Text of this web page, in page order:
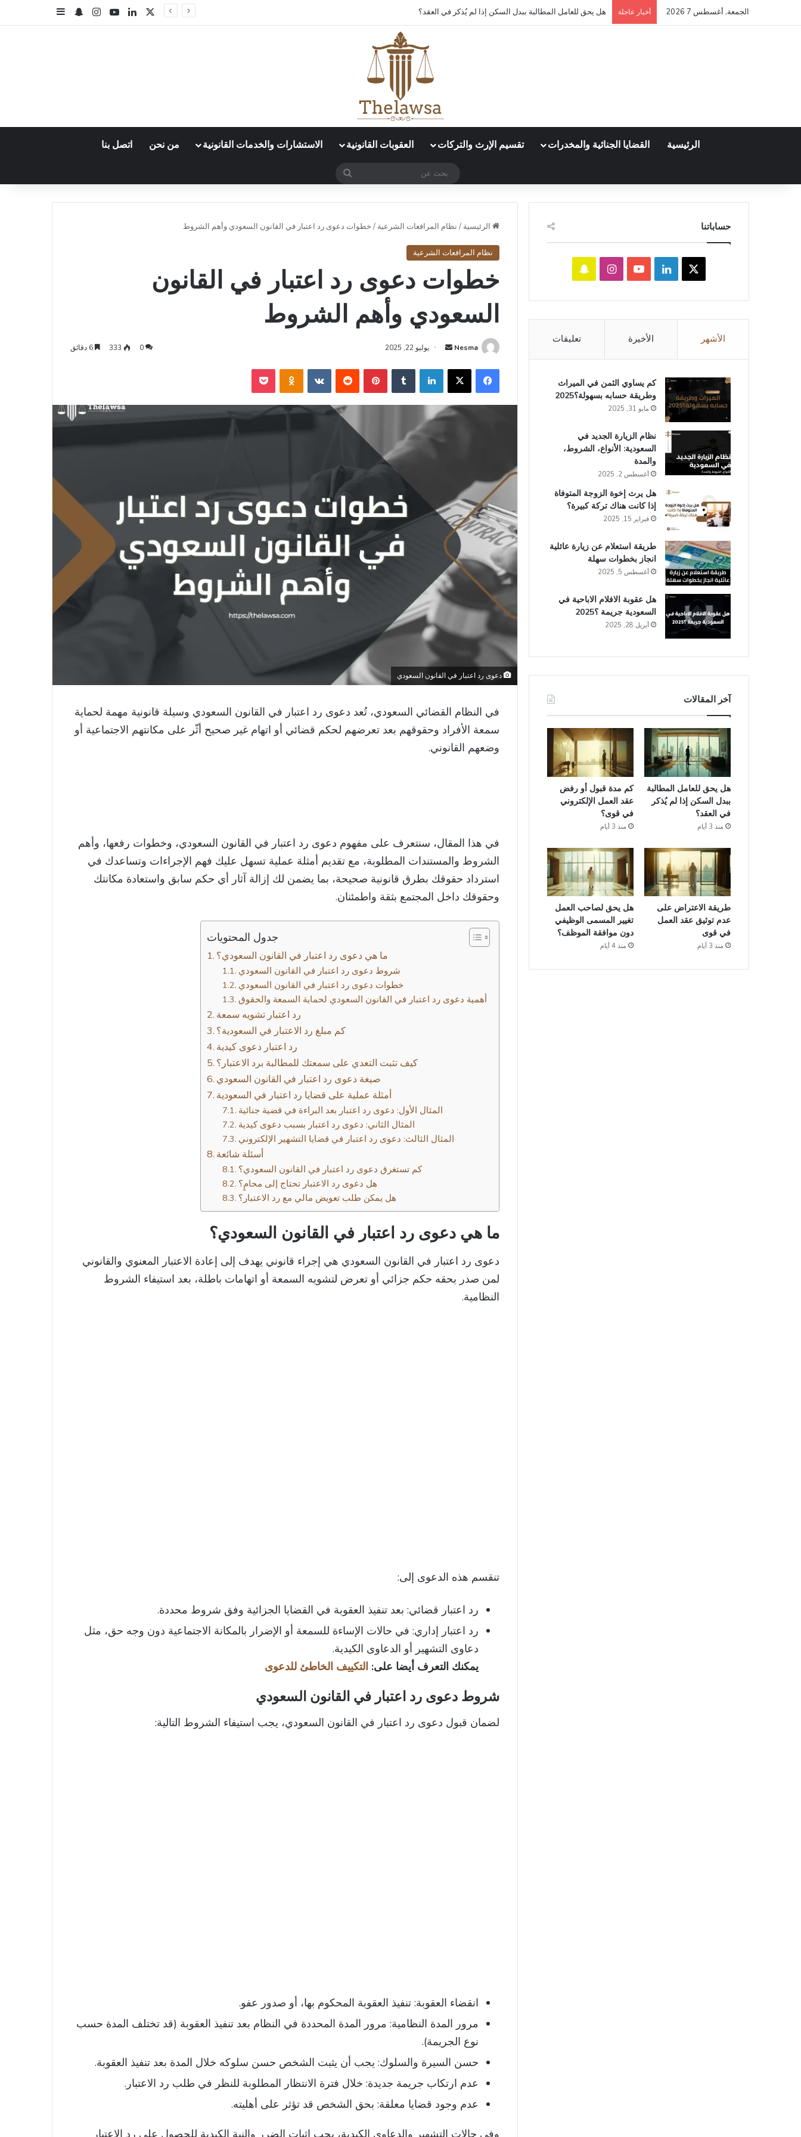
الجمعة, أغسطس 7 2026 أخبار عاجلة كم مدة قبول أو رفض عقد العمل الإلكتروني في قوى؟ لينكدإن‫YouTubeانستقرامسناب تشات
إضافة عمود
الرئيسية القضايا الجنائية والمخدرات تقسيم الإرث والتركات العقوبات القانونية الاستشارات والخدمات القانونية من نحن اتصل بنا
بحث
الرئيسية / نظام المرافعات الشرعية / خطوات دعوى رد اعتبار في القانون السعودي وأهم الشروط
نظام المرافعات الشرعية
خطوات دعوى رد اعتبار في القانون
السعودي وأهم الشروط
Nesma
أرسل
إلكترونيا
يوليو 22, 2025 0
333
فيسبوك‫X لينكدإن بينتيريست Odnoklassniki
‫Pocket
دعوى رد اعتبار في القانون السعودي
في النظام القضائي السعودي، تُعد دعوى رد اعتبار في القانون السعودي وسيلة قانونية مهمة لحماية
سمعة الأفراد وحقوقهم بعد تعرضهم لحكم قضائي أو اتهام غير صحيح أثّر على مكانتهم الاجتماعية أو
وضعهم القانوني.
في هذا المقال، سنتعرف على مفهوم دعوى رد اعتبار في القانون السعودي، وخطوات رفعها، وأهم
الشروط والمستندات المطلوبة، مع تقديم أمثلة عملية تسهل عليك فهم الإجراءات وتساعدك في
استرداد حقوقك بطرق قانونية صحيحة، بما يضمن لك إزالة آثار أي حكم سابق واستعادة مكانتك
وحقوقك داخل المجتمع بثقة واطمئنان.
جدول المحتويات
شروط دعوى رد اعتبار في القانون السعودي
خطوات دعوى رد اعتبار في القانون السعودي
أهمية دعوى رد اعتبار في القانون السعودي لحماية السمعة والحقوق
رد اعتبار تشويه سمعة
كم مبلغ رد الاعتبار في السعودية؟
رد اعتبار دعوى كيدية
كيف تثبت التعدي على سمعتك للمطالبة برد الاعتبار؟
صيغة دعوى رد اعتبار في القانون السعودي
أمثلة عملية على قضايا رد اعتبار في السعودية
المثال الأول: دعوى رد اعتبار بعد البراءة في قضية جنائية
المثال الثاني: دعوى رد اعتبار بسبب دعوى كيدية
المثال الثالث: دعوى رد اعتبار في قضايا التشهير الإلكتروني
أسئلة شائعة
كم تستغرق دعوى رد اعتبار في القانون السعودي؟
هل دعوى رد الاعتبار تحتاج إلى محامٍ؟
هل يمكن طلب تعويض مالي مع رد الاعتبار؟
ما هي دعوى رد اعتبار في القانون السعودي؟​
دعوى رد اعتبار في القانون السعودي هي إجراء قانوني يهدف إلى إعادة الاعتبار المعنوي والقانوني
لمن صدر بحقه حكم جزائي أو تعرض لتشويه السمعة أو اتهامات باطلة، بعد استيفاء الشروط
النظامية.
تنقسم هذه الدعوى إلى:
رد اعتبار قضائي: بعد تنفيذ العقوبة في القضايا الجزائية وفق شروط محددة.
رد اعتبار إداري: في حالات الإساءة للسمعة أو الإضرار بالمكانة الاجتماعية دون وجه حق، مثل
دعاوى التشهير أو الدعاوى الكيدية.
يمكنك التعرف أيضا على: التكييف الخاطئ للدعوى
شروط دعوى رد اعتبار في القانون السعودي
لضمان قبول دعوى رد اعتبار في القانون السعودي، يجب استيفاء الشروط التالية:
انقضاء العقوبة: تنفيذ العقوبة المحكوم بها، أو صدور عفو.
مرور المدة النظامية: مرور المدة المحددة في النظام بعد تنفيذ العقوبة (قد تختلف المدة حسب
نوع الجريمة).
حسن السيرة والسلوك: يجب أن يثبت الشخص حسن سلوكه خلال المدة بعد تنفيذ العقوبة.
عدم ارتكاب جريمة جديدة: خلال فترة الانتظار المطلوبة للنظر في طلب رد الاعتبار.
عدم وجود قضايا معلقة: بحق الشخص قد تؤثر على أهليته.
وفي حالات التشهير والدعاوى الكيدية، يجب إثبات الضرر والنية الكيدية للحصول على رد الاعتبار
حساباتنا
لينكدإن‫YouTubeانستقرامسناب
الأشهر الأخيرة تعليقات
كم يساوي الثمن في الميراث​
وطريقة حسابه بسهولة؟2025
مايو 31, 2025
نظام الزيارة الجديد في
السعودية: الأنواع، الشروط،
والمدة
أغسطس 2, 2025
هل يرث إخوة الزوجة المتوفاة
إذا كانت هناك تركة كبيرة؟
فبراير 15, 2025
طريقة استعلام عن زيارة عائلية
انجاز​ بخطوات سهلة
أغسطس 5, 2025
هل عقوبة الافلام الاباحية في
السعودية​ جريمة ؟2025
أبريل 28, 2025
آخر المقالات
هل يحق للعامل المطالبة
ببدل السكن إذا لم يُذكر
في العقد؟
منذ 3 أيام
كم مدة قبول أو رفض
عقد العمل الإلكتروني
في قوى؟
منذ 3 أيام
طريقة الاعتراض على
عدم توثيق عقد العمل
في قوى
منذ 3 أيام
هل يحق لصاحب العمل
تغيير المسمى الوظيفي
دون موافقة الموظف؟
منذ 4 أيام